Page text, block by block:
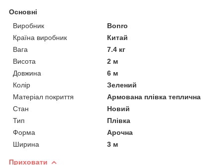
Основні
Виробник
Bonro
Країна виробник
Китай
Вага
7.4 кг
Висота
2 м
Довжина
6 м
Колір
Зелений
Матеріал покриття
Армована плівка теплична
Стан
Новий
Тип
Плівка
Форма
Арочна
Ширина
3 м
Приховати